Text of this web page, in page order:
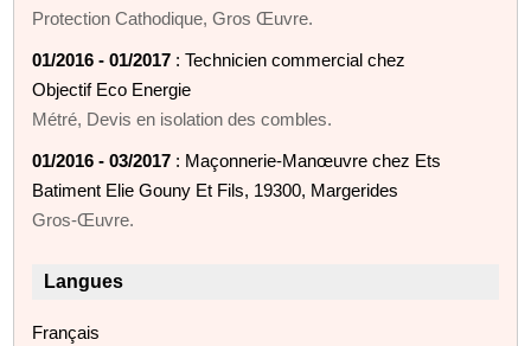
Protection Cathodique, Gros Œuvre.
01/2016 - 01/2017 : Technicien commercial chez
Objectif Eco Energie
Métré, Devis en isolation des combles.
01/2016 - 03/2017 : Maçonnerie-Manœuvre chez Ets
Batiment Elie Gouny Et Fils, 19300, Margerides
Gros-Œuvre.
Langues
Français